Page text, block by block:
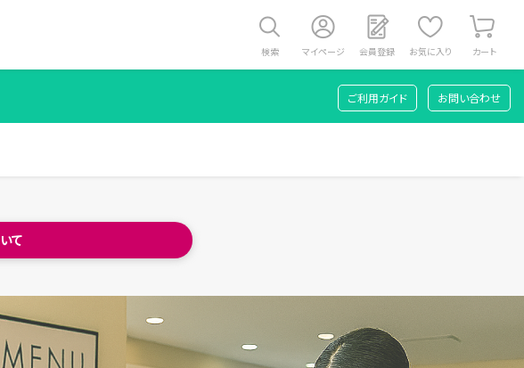
検索 マイページ 会員登録 お気に入り カート
ご利用ガイド お問い合わせ
て